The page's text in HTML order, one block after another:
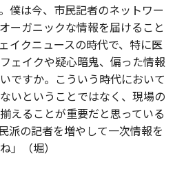
僕は今、市民記者のネットワー
ーガニックな情報を届けること
イクニュースの時代で、特に医
ェイクや疑心暗鬼、偏った情報
ですか。こういう時代において
いということではなく、現場の
えることが重要だと思っている
派の記者を増やして一次情報を
」（堀）